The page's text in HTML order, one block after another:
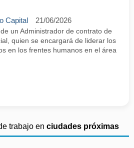
Capital 21/06/2026
un Administrador de contrato de
quien se encargará de liderar los
en los frentes humanos en el área
trabajo en ciudades próximas